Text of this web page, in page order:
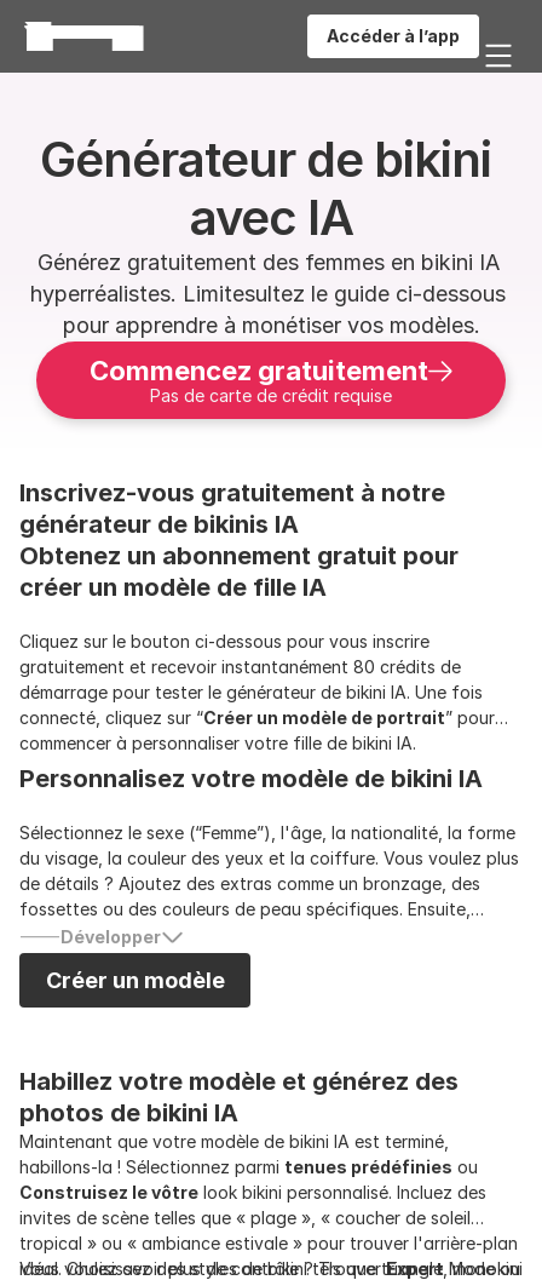
Accéder à l’app
Générateur de bikini
avec IA
Générez gratuitement des femmes en bikini IA
hyperréalistes. Limitesultez le guide ci-dessous
pour apprendre à monétiser vos modèles.
Commencez gratuitement
Pas de carte de crédit requise
Inscrivez-vous gratuitement à notre
générateur de bikinis IA
Obtenez un abonnement gratuit pour
créer un modèle de fille IA
Cliquez sur le bouton ci-dessous pour vous inscrire
gratuitement et recevoir instantanément 80 crédits de
démarrage pour tester le générateur de bikini IA. Une fois
connecté, cliquez sur “Créer un modèle de portrait” pour
commencer à personnaliser votre fille de bikini IA.
Personnalisez votre modèle de bikini IA
Sélectionnez le sexe (“Femme”), l'âge, la nationalité, la forme
du visage, la couleur des yeux et la coiffure. Vous voulez plus
de détails ? Ajoutez des extras comme un bronzage, des
fossettes ou des couleurs de peau spécifiques. Ensuite,
cliquez sur “Générer” et regardez votre modèle virtuel prendre
forme. Ou cliquez simplement sur “
surprise ! Notre générateur de bikini IA facilite et rend
amusant la création du modèle de bikini de vos rêves à portée
Développer
Créer un modèle
Habillez votre modèle et générez des
photos de bikini IA
Maintenant que votre modèle de bikini IA est terminé,
habillons-la ! Sélectionnez parmi tenues prédéfinies ou
Construisez le vôtre look bikini personnalisé. Incluez des
invites de scène telles que « plage », « coucher de soleil
tropical » ou « ambiance estivale » pour trouver l'arrière-plan
idéal. Choisissez des styles de bikini tels que triangle, monokini
Vous voulez avoir plus de contrôle ? TrouverExpert Mode ou